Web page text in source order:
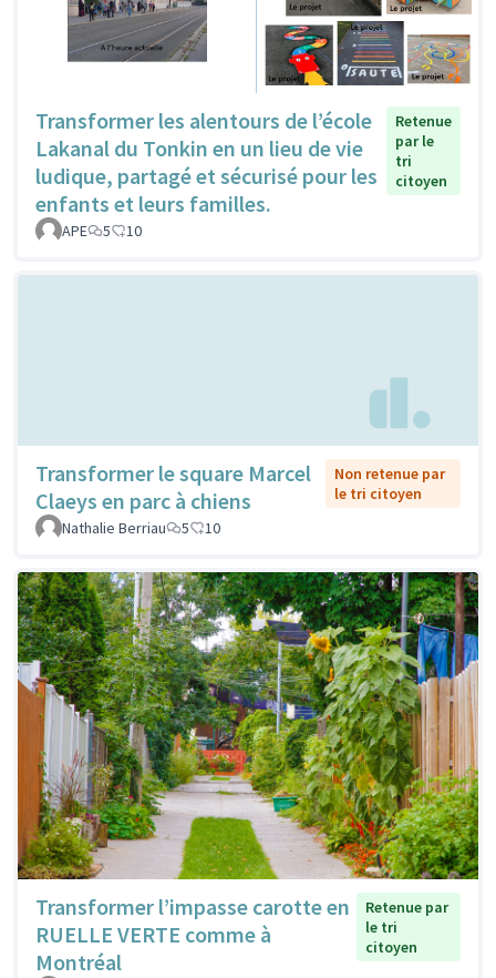
Transformer les alentours de l’école
Lakanal du Tonkin en un lieu de vie
ludique, partagé et sécurisé pour les
enfants et leurs familles.
Retenue
par le
tri
citoyen
APE 5 10
Transformer le square Marcel
Claeys en parc à chiens
Non retenue par
le tri citoyen
Nathalie Berriau
5 10
Transformer l’impasse carotte en
RUELLE VERTE comme à
Montréal
Retenue par
le tri
citoyen